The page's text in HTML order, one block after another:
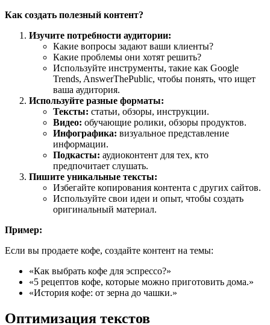
Как создать полезный контент?
Изучите потребности аудитории:
Какие вопросы задают ваши клиенты?
Какие проблемы они хотят решить?
Используйте инструменты, такие как Google
Trends, AnswerThePublic, чтобы понять, что ищет
ваша аудитория.
Используйте разные форматы:
Тексты: статьи, обзоры, инструкции.
Видео: обучающие ролики, обзоры продуктов.
Инфографика: визуальное представление
информации.
Подкасты: аудиоконтент для тех, кто
предпочитает слушать.
Пишите уникальные тексты:
Избегайте копирования контента с других сайтов.
Используйте свои идеи и опыт, чтобы создать
оригинальный материал.
Пример:
Если вы продаете кофе, создайте контент на темы:
«Как выбрать кофе для эспрессо?»
«5 рецептов кофе, которые можно приготовить дома.»
«История кофе: от зерна до чашки.»
Оптимизация текстов